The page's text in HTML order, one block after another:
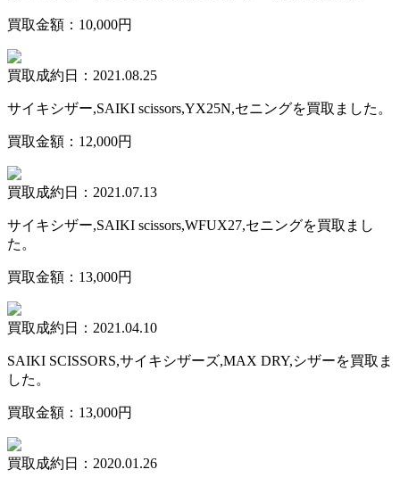
買取金額：10,000円
買取成約日：2021.08.25
サイキシザー,SAIKI scissors,YX25N,セニングを買取ました。
買取金額：12,000円
買取成約日：2021.07.13
サイキシザー,SAIKI scissors,WFUX27,セニングを買取まし
た。
買取金額：13,000円
買取成約日：2021.04.10
SAIKI SCISSORS,サイキシザーズ,MAX DRY,シザーを買取ま
した。
買取金額：13,000円
買取成約日：2020.01.26